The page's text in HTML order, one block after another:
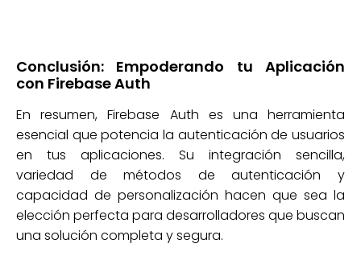
Conclusión: Empoderando tu Aplicación
con Firebase Auth
En resumen, Firebase Auth es una herramienta
esencial que potencia la autenticación de usuarios
en tus aplicaciones. Su integración sencilla,
variedad de métodos de autenticación y
capacidad de personalización hacen que sea la
elección perfecta para desarrolladores que buscan
una solución completa y segura.